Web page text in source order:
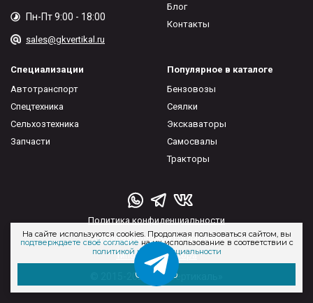
Пн-Пт 9:00 - 18:00
sales@gkvertikal.ru
Блог
Контакты
Специализации
Автотранспорт
Спецтехника
Сельхозтехника
Запчасти
Популярное в каталоге
Бензовозы
Сеялки
Экскаваторы
Самосвалы
Тракторы
Политика конфиденциальности
Пользовательское соглашение
Типовые договора
© 2015-2026 ГК «Вертикаль»
На сайте используются cookies. Продолжая пользоваться сайтом, вы
подтверждаете своё согласие на их использование в соответствии с
политикой конфиденциальности
Отлично